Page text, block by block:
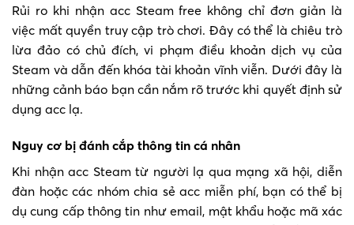
Rủi ro khi nhận acc Steam free không chỉ đơn giản là
việc mất quyền truy cập trò chơi. Đây có thể là chiêu trò
lừa đảo có chủ đích, vi phạm điều khoản dịch vụ của
Steam và dẫn đến khóa tài khoản vĩnh viễn. Dưới đây là
những cảnh báo bạn cần nắm rõ trước khi quyết định sử
dụng acc lạ.
Nguy cơ bị đánh cắp thông tin cá nhân
Khi nhận acc Steam từ người lạ qua mạng xã hội, diễn
đàn hoặc các nhóm chia sẻ acc miễn phí, bạn có thể bị
dụ cung cấp thông tin như email, mật khẩu hoặc mã xác